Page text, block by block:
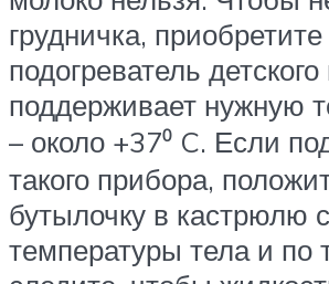
грудничка, приобретите
подогреватель
поддерживает нужную
– около +37⁰ C. Если
такого прибора,
бутылочку в кастрюлю
температуры тела и по